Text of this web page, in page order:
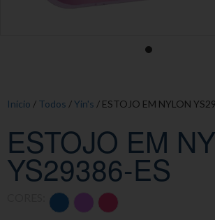
Início / Todos /Yin's / ESTOJO EM NYLON
ESTOJO EM
YS29386-ES